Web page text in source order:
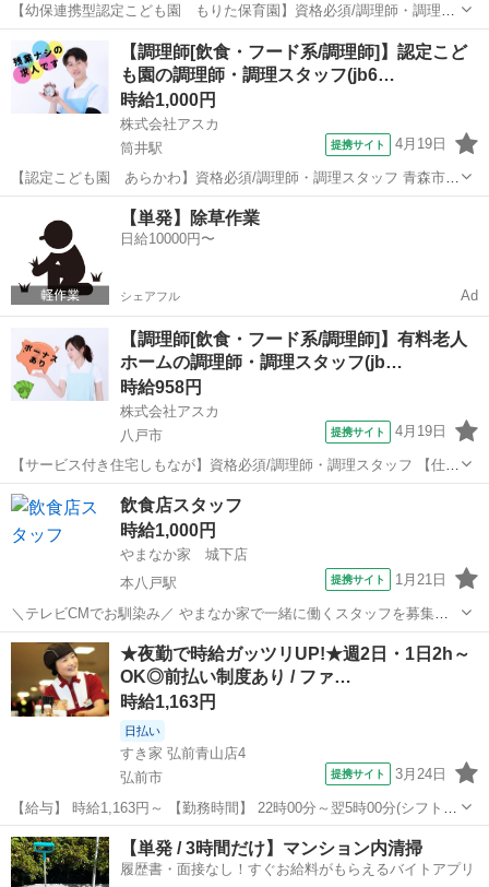
【幼保連携型認定こども園 もりた保育園】資格必須/調理師・調理ス
タッフ ★★認定保育園での給食調理のお仕事です★★ 無資格の方やブ
ランクがある方でも大歓迎！ 2024/10/15～2024/12/15までの短期間勤
務の求人...
青森 つがる市 陸奥森田駅 レストラン
【調理師[飲食・フード系/調理師]】認定こど
も園の調理師・調理スタッフ(jb6…
時給1,000円
株式会社アスカ
筒井駅
提携サイト 4月19日
【認定こども園 あらかわ】資格必須/調理師・調理スタッフ 青森市に
ある定員85名の認定こども園あらかわでのお仕事です♪ 栄養士さんの
考えた献立を調理師さんとして 一緒にお勤めいただきます！ 園児さん
のアレルギー対応や離乳...
筒井駅 レストラン
【単発】除草作業
日給10000円〜
シェアフル Ad
【調理師[飲食・フード系/調理師]】有料老人
ホームの調理師・調理スタッフ(jb…
時給958円
株式会社アスカ
八戸市
提携サイト 4月19日
【サービス付き住宅しもなが】資格必須/調理師・調理スタッフ 【仕事
内容】 入居者（定員33名）への食事提供補助 ・みそ汁の盛り付け ・
お茶出し ・食器洗浄等 ※6名のシフト制で、3名体制での勤務となりま
す ※栄養士資格者あ...
青森 レストラン
飲食店スタッフ
時給1,000円
やまなか家 城下店
本八戸駅
提携サイト 1月21日
＼テレビCMでお馴染み／ やまなか家で一緒に働くスタッフを募集！
【調理・洗い場のお仕事】 ・洗い場での食器洗い ・食器の片付け ・
サラダや盛岡冷麺など調理全般 包丁をつかうことはほとんどありませ
ん マニュアルがあるので安...
青森 八戸市 本八戸駅 レストラン
★夜勤で時給ガッツリUP!★週2日・1日2h～
OK◎前払い制度あり / ファ…
時給1,163円
日払い
すき家 弘前青山店4
弘前市
提携サイト 3月24日
【給与】 時給1,163円～ 【勤務時間】 22時00分～翌5時00分(シフト
制)、1日2時間 週2日 から応相談 【お仕事内容】 【仕事内容】 ◆すき
家スタッフ募集◆ 【お仕事内容】 ◎接客 ◎調理 ◎販売 ◎金銭管...
青森 弘前市 レストラン
【単発 / 3時間だけ】マンション内清掃
履歴書・面接なし！すぐお給料がもらえるバイトアプリ